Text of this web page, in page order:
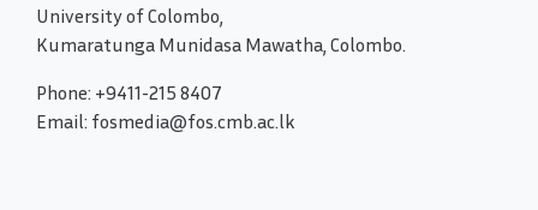
University of Colombo,
Kumaratunga Munidasa Mawatha, Colombo.
Phone: +9411-215 8407
Email: fosmedia@fos.cmb.ac.lk